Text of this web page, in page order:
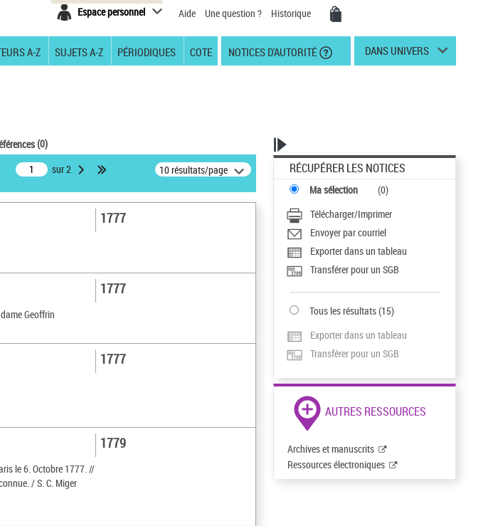
Espace personnel Aide Une question ? Historique
A-Z SUJETS A-Z PÉRIODIQUES COTE NOTICES D'AUTORITÉ DANS UNIVERS
(0)
sur 2 10 résultats/page
1777
Geoffrin
1777
1777
le 6. Octobre 1777. //
/ S. C. Miger
1779
RÉCUPÉRER LES NOTICES
Ma sélection (0)
Télécharger/Imprimer
Envoyer par courriel
Exporter dans un tableau
Transférer pour un SGB
Tous les résultats(15)
Exporter dans un tableau
Transférer pour un SGB
AUTRES RESSOURCES
Archives et manuscrits
Ressources électroniques